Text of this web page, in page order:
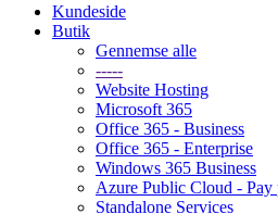
Kundeside
Butik
Gennemse alle
-----
Website Hosting
Microsoft 365
Office 365 - Business
Office 365 - Enterprise
Windows 365 Business
Azure Public Cloud - Pay
Standalone Services